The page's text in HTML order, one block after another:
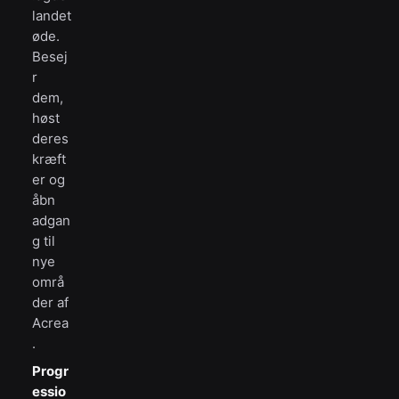
landet
øde.
Besej
r
dem,
høst
deres
kræft
er og
åbn
adgan
g til
nye
områ
der af
Acrea
.
Progr
essio